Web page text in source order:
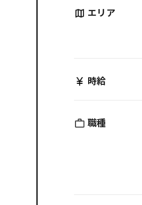
エリア
時給
職種